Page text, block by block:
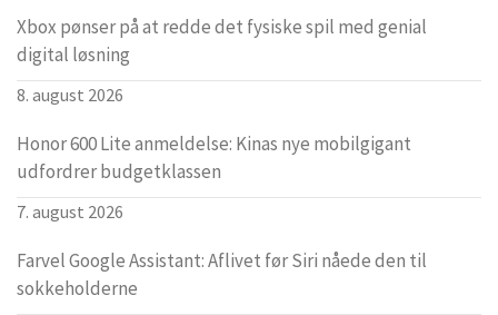
Xbox pønser på at redde det fysiske spil med genial
digital løsning
8. august 2026
Honor 600 Lite anmeldelse: Kinas nye mobilgigant
udfordrer budgetklassen
7. august 2026
Farvel Google Assistant: Aflivet før Siri nåede den til
sokkeholderne